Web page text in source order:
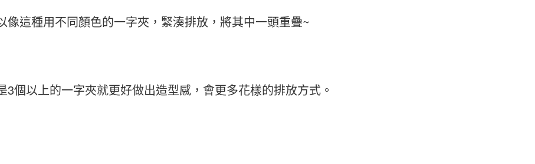
像這種用不同顏色的一字夾，緊湊排放，將其中一頭重疊~
3個以上的一字夾就更好做出造型感，會更多花樣的排放方式。